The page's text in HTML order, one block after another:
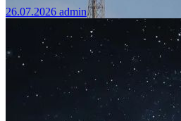
26.07.2026 admin